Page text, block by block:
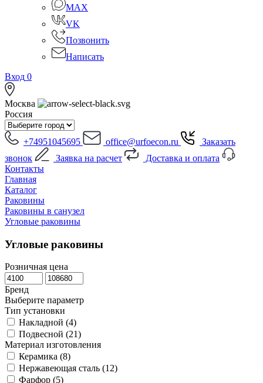
MAX
VK
Позвонить
Написать
Вход 0
Москва
Россия
+74951045695 office@urfoecon.ru
Заказать
звонок
Заявка на расчет
Доставка и оплата
Контакты
Главная
Каталог
Раковины
Раковины в санузел
Угловые раковины
Угловые раковины
Розничная цена
Бренд
Выберите параметр
Тип установки
Накладной (4)
Подвесной (21)
Материал изготовления
Керамика (8)
Нержавеющая сталь (12)
Фарфор (5)